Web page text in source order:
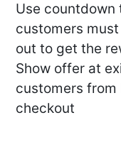
Use
customers
out to get the
Show offer at
customers
checkout